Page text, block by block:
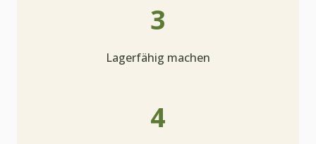
3
Lagerfähig machen
4